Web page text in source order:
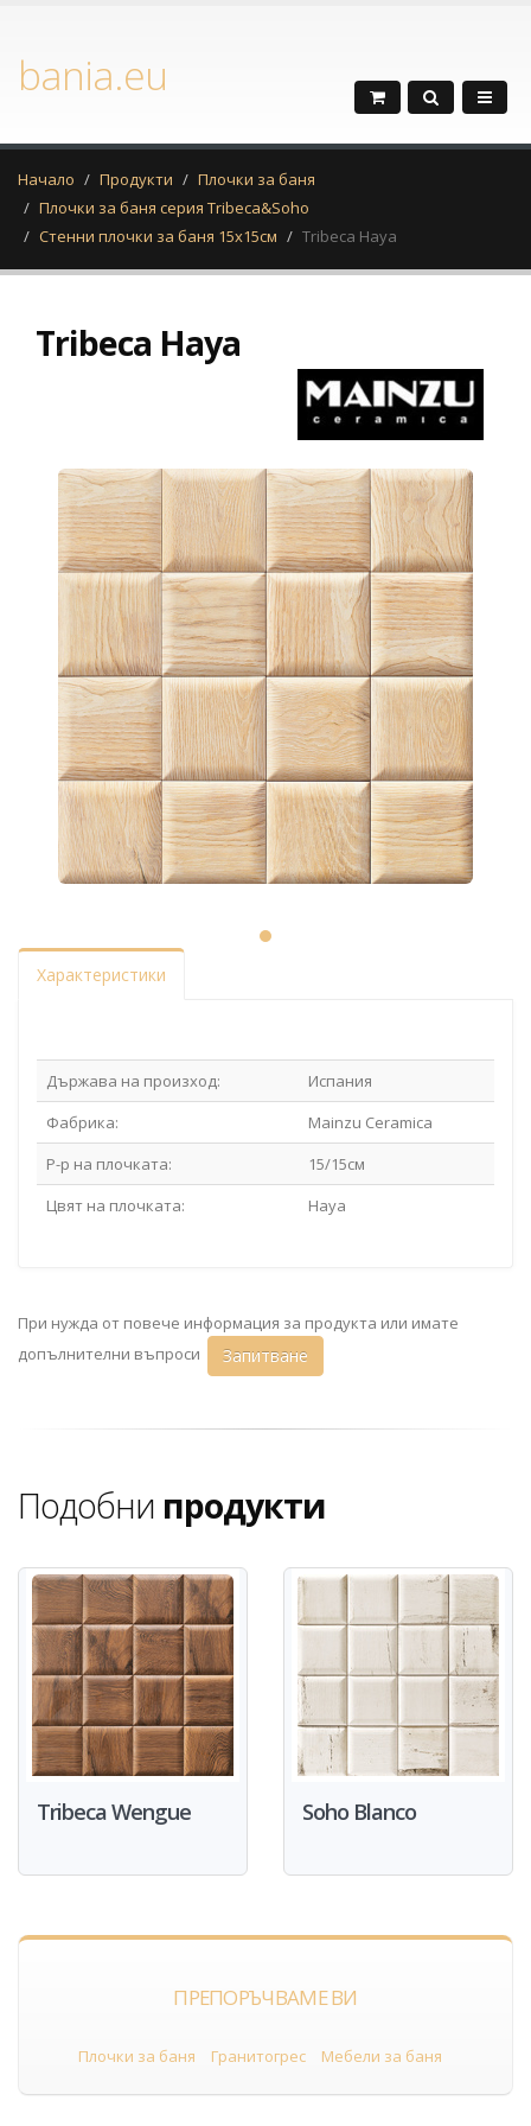
bania.eu
Начало Продукти
Плочки за баня
Плочки за баня серия Tribeca&Soho
Стенни плочки за баня 15x15см
Tribeca Haya
Tribeca Haya
Характеристики
Държава на произход:
Испания
Фабрика:
Mainzu Ceramica
Р-р на плочката:
15/15см
Цвят на плочката:
Haya
При нужда от повече информация за продукта или имате
допълнителни въпроси
Запитване
Подобни продукти
Tribeca Wengue Soho Blanco
ПРЕПОРЪЧВАМЕ ВИ
Плочки за баня Гранитогрес Мебели за баня